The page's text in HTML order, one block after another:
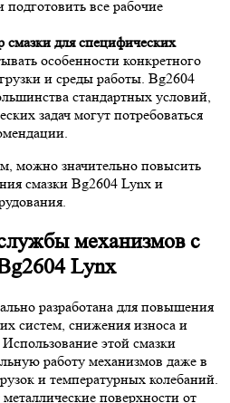
подготовить все рабочие
для специфических
особенности конкретного
и среды работы. Bg2604
стандартных условий,
задач могут потребоваться
можно значительно повысить
смазки Bg2604 Lynx и
механизмов с
Lynx
разработана для повышения
систем, снижения износа и
этой смазки
работу механизмов даже в
и температурных колебаний.
поверхности от